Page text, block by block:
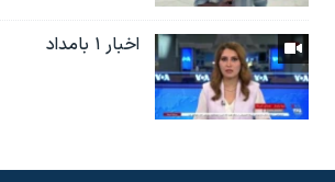
اخبار ۱ بامداد